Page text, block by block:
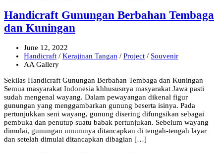
Handicraft Gunungan Berbahan Tembaga
dan Kuningan
June 12, 2022
Handicraft / Kerajinan Tangan / Project / Souvenir
AA Gallery
Sekilas Handicraft Gunungan Berbahan Tembaga dan Kuningan
Semua masyarakat Indonesia khhususnya masyarakat Jawa pasti
sudah mengenal wayang. Dalam pewayangan dikenal figur
gunungan yang menggambarkan gunung beserta isinya. Pada
pertunjukkan seni wayang, gunung disering difungsikan sebagai
pembuka dan penutup suatu babak pertunjukan. Sebelum wayang
dimulai, gunungan umumnya ditancapkan di tengah-tengah layar
dan setelah dimulai ditancapkan dibagian […]